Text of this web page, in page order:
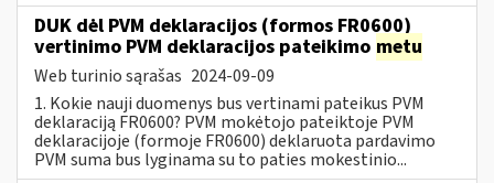
DUK dėl PVM deklaracijos (formos FR0600)
vertinimo PVM deklaracijos pateikimo metu
Web turinio sąrašas 2024-09-09
1. Kokie nauji duomenys bus vertinami pateikus PVM
deklaraciją FR0600? PVM mokėtojo pateiktoje PVM
deklaracijoje (formoje FR0600) deklaruota pardavimo
PVM suma bus lyginama su to paties mokestinio...